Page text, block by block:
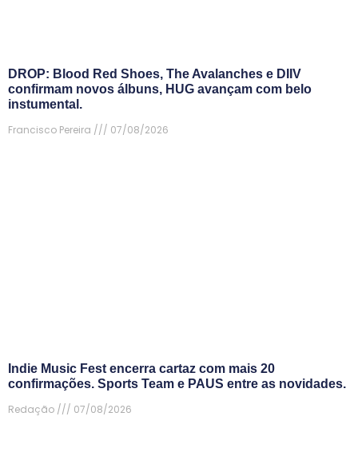
DROP: Blood Red Shoes, The Avalanches e DIIV
confirmam novos álbuns, HUG avançam com belo
instumental.
Francisco Pereira
07/08/2026
Indie Music Fest encerra cartaz com mais 20
confirmações. Sports Team e PAUS entre as novidades.
Redação
07/08/2026